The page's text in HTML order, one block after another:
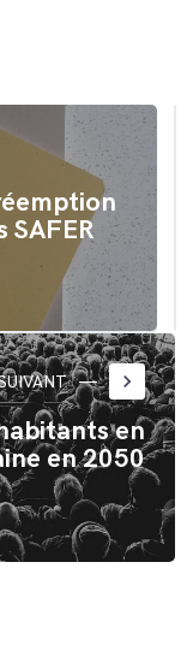
keyboard_arrow_right
en
en 2050